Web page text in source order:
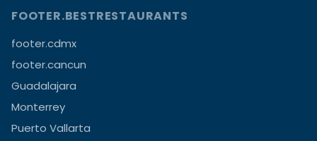
FOOTER.BESTRESTAURANTS
footer.cdmx
footer.cancun
Guadalajara
Monterrey
Puerto Vallarta